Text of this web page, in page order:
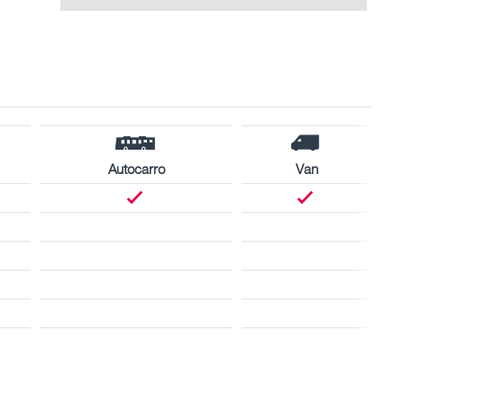
Autocarro
Van